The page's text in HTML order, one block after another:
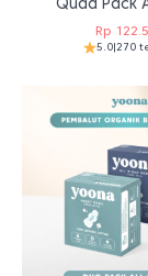
Rp
5.0|270